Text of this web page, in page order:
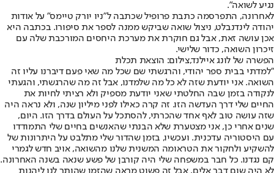
נגיע לשואה".
לאחרונה, התפרסמה כתבת פרופיל שכתבה ל"ניו יורק טיימס" על אודות
יהודה לינדנבלט, ניצול שואה שביקש ממנה לספר את סיפורו. בכתבה היא
אכן עושה זאת, אבל גם חוקרת את מערכת היחסים המורכבת שלה עם
זיכרון השואה, כדור שלישי.
הפשרה של לונג איילנד,צילום: הוצאת תכלת
"למדתי בבית ספר יהודי, והרגשתי שם שכל מה שאי פעם דיברנו עליו זה
השואה. אני יודעת שזה לא כל מה שלמדנו, אבל זה מה שהרגשתי, והגעתי
לנקודה בזמן שבה החלטתי שאני יודעת מספיק ולא רציתי לחיות את
החיים שלי דרך העדשה הזו. זה קרה כאילו לפני מיליון שנה, ולא נראה היה
שזה עושה טוב לאף אחד שהכרתי, להסתכל על העולם בדרך הזו. היום,
שנים אחרי כן, אני מצטערת שלא הבנתי שהאנשים בחיים שלי התמודדו
עם היסטוריה עדכנית. ועכשיו, בזמן שהדור שלי מתלבט על היתרונות של
להשקיע ולחקור את הטראומה המשנית שלנו מהשואה, אויב חדש לגמרי
קם נגדנו. כל חבר במשפחה שלי היה קורבן של פשע שנאה בשנה האחרונה.